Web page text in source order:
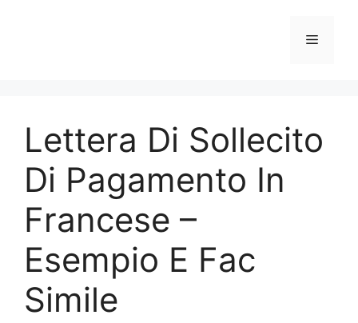
Menu
Lettera Di Sollecito
Di Pagamento In
Francese –
Esempio E Fac
Simile